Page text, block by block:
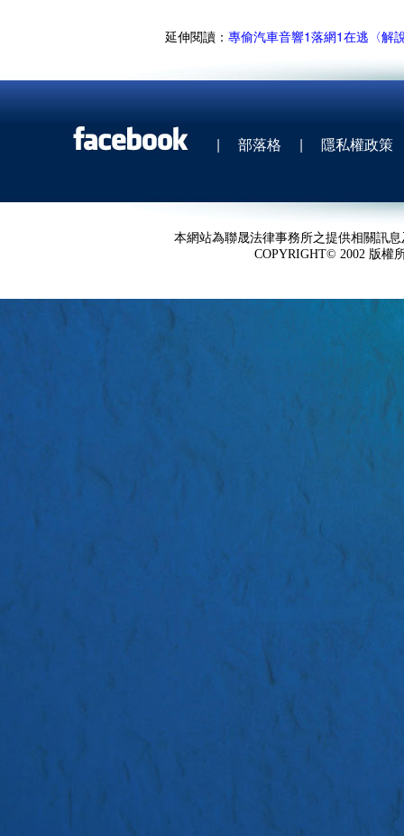
延伸閱讀： 專偷汽車音響1落網1在逃〈解
| 部落格 | 隱私權政策
本網站為聯晟法律事務所之提供相關訊
COPYRIGHT© 2002 版權